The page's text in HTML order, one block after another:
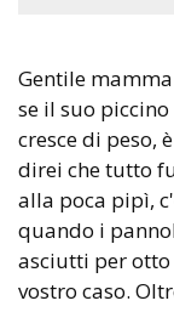
Gentile
se il suo
cresce di peso,
direi che tutto
alla poca pipì,
quando i
asciutti per otto
vostro caso.